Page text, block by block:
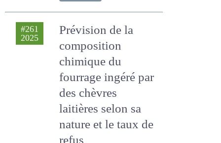
Barbara, BLUET Bertrand,
Bayourthe C.
technique
Prévision de la
composition
chimique du
fourrage ingéré par
des chèvres